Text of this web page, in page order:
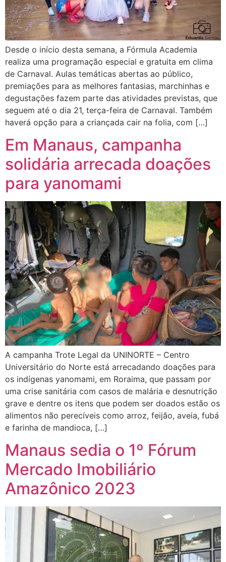
Desde o início desta semana, a Fórmula Academia
realiza uma programação especial e gratuita em clima
de Carnaval. Aulas temáticas abertas ao público,
premiações para as melhores fantasias, marchinhas e
degustações fazem parte das atividades previstas, que
seguem até o dia 21, terça-feira de Carnaval. Também
haverá opção para a criançada cair na folia, com […]
Em Manaus, campanha
solidária arrecada doações
para yanomami
A campanha Trote Legal da UNINORTE – Centro
Universitário do Norte está arrecadando doações para
os indígenas yanomami, em Roraima, que passam por
uma crise sanitária com casos de malária e desnutrição
grave e dentre os itens que podem ser doados estão os
alimentos não perecíveis como arroz, feijão, aveia, fubá
e farinha de mandioca, […]
Manaus sedia o 1º Fórum
Mercado Imobiliário
Amazônico 2023